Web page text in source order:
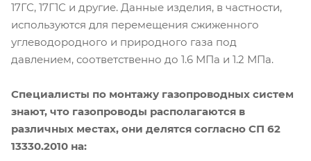
17ГС, 17Г1С и другие. Данные изделия, в частности,
используются для перемещения сжиженного
углеводородного и природного газа под
давлением, соответственно до 1.6 МПа и 1.2 МПа.
Специалисты по монтажу газопроводных систем
знают, что газопроводы располагаются в
различных местах, они делятся согласно СП 62
13330.2010 на: